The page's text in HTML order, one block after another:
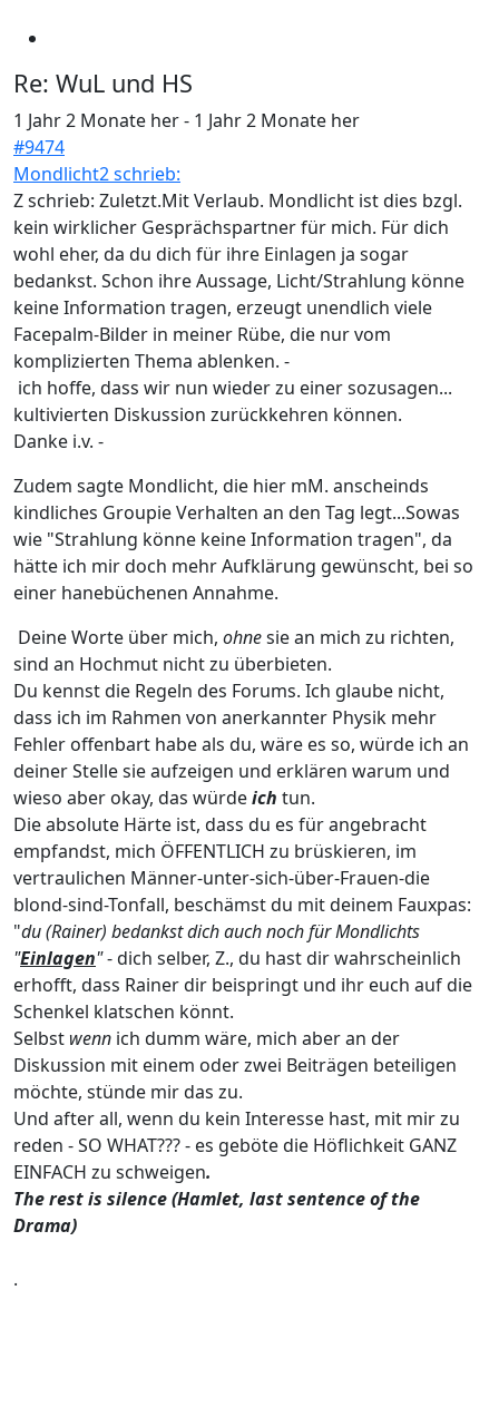
Re: WuL und HS
1 Jahr 2 Monate her- 1 Jahr 2 Monate her
#9474
Mondlicht2 schrieb:
Z schrieb: Zuletzt.Mit Verlaub. Mondlicht ist dies bzgl.
kein wirklicher Gesprächspartner für mich. Für dich
wohl eher, da du dich für ihre Einlagen ja sogar
bedankst. Schon ihre Aussage, Licht/Strahlung könne
keine Information tragen, erzeugt unendlich viele
Facepalm-Bilder in meiner Rübe, die nur vom
komplizierten Thema ablenken. -
ich hoffe, dass wir nun wieder zu einer sozusagen...
kultivierten Diskussion zurückkehren können.
Danke i.v. -
Zudem sagte Mondlicht, die hier mM. anscheinds
kindliches Groupie Verhalten an den Tag legt...Sowas
wie "Strahlung könne keine Information tragen", da
hätte ich mir doch mehr Aufklärung gewünscht, bei so
einer hanebüchenen Annahme.
Deine Worte über mich, ohnesie an mich zu richten,
sind an Hochmut nicht zu überbieten.
Du kennst die Regeln des Forums. Ich glaube nicht,
dass ich im Rahmen von anerkannter Physik mehr
Fehler offenbart habe als du, wäre es so, würde ich an
deiner Stelle sie aufzeigen und erklären warum und
wieso aber okay, das würdeich tun.
Die absolute Härte ist, dass du es für angebracht
empfandst, mich ÖFFENTLICH zu brüskieren, im
vertraulichen Männer-unter-sich-über-Frauen-die
blond-sind-Tonfall, beschämst du mit deinem Fauxpas:
"du (Rainer) bedankst dich auch noch für Mondlichts
"Einlagen"- dich selber, Z., du hast dir wahrscheinlich
erhofft, dass Rainer dir beispringt und ihr euch auf die
Schenkel klatschen könnt.
Selbst wenn ich dumm wäre, mich aber an der
Diskussion mit einem oder zwei Beiträgen beteiligen
möchte, stünde mir das zu.
Und after all, wenn du kein Interesse hast, mit mir zu
reden - SO WHAT??? - es geböte die Höflichkeit GANZ
EINFACH zu schweigen.
The rest is silence (Hamlet, last sentence of the
Drama)
.